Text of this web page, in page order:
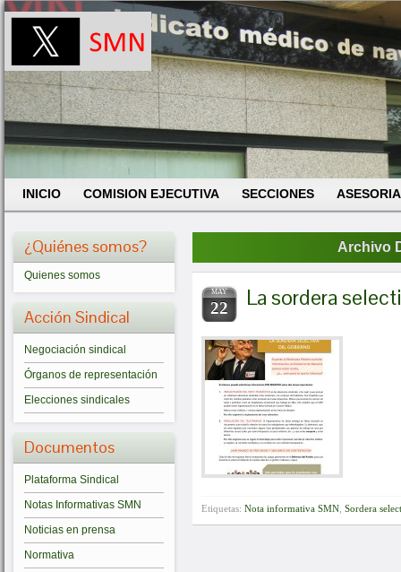
INICIO COMISION EJECUTIVA SECCIONES
¿Quiénes somos?
Quienes somos
Acción Sindical
Negociación sindical
Órganos de representación
Elecciones sindicales
Documentos
Plataforma Sindical
Notas Informativas SMN
Noticias en prensa
Normativa
Archivo
MAY
22 La sordera
Etiquetas: Nota informativa SMN Sordera